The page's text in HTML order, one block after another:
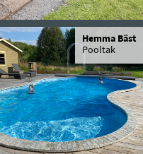
Hemma Bäst
Pooltak